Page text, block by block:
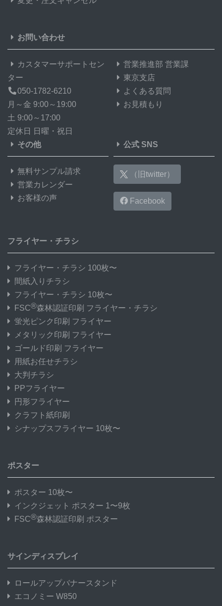
お問い合わせ
カスタマーサポートセン
ター
050-1782-6210
月～金 9:00～19:00
土 9:00～17:00
定休日 日曜・祝日
営業推進部 営業課
東京支店
よくある質問
お見積もり
その他
無料サンプル請求
営業カレンダー
お客様の声
公式 SNS
（旧twitter）
Facebook
フライヤー・チラシ
フライヤー・チラシ 100枚〜
間紙入りチラシ
フライヤー・チラシ 10枚〜
FSC®森林認証印刷 フライヤー・チラシ
蛍光ピンク印刷 フライヤー
メタリック印刷 フライヤー
ゴールド印刷 フライヤー
用紙お任せチラシ
大判チラシ
PPフライヤー
円形フライヤー
クラフト紙印刷
シナップスフライヤー 10枚〜
ポスター
ポスター 10枚〜
インクジェット ポスター 1〜9枚
FSC®森林認証印刷 ポスター
サインディスプレイ
ロールアップバナースタンド
エコノミー W850